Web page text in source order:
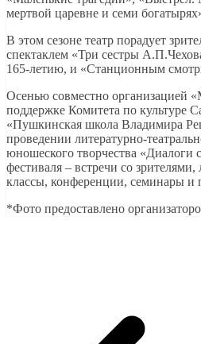
мертвой царевне и семи
В этом сезоне театр порадует
спектаклем «Три сестры
165-летию, и «Станционным
Осенью совместно организацией
поддержке Комитета по культуре
«Пушкинская школа Владимира
проведении литературно-
юношеского творчества «Диалоги
фестиваля – встречи со
классы, конференции, семинары и
*Фото предоставлено